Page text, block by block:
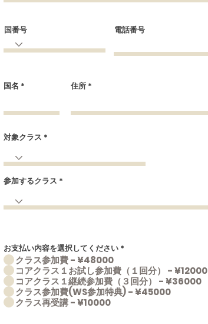
国番号 電話番号
国名 住所
対象クラス
参加するクラス
お支払い内容を選択してください *
クラス参加費 - ¥48000
コアクラス１お試し参加費（１回分） - ¥12000
コアクラス１継続参加費（３回分） - ¥36000
クラス参加費(WS参加特典) - ¥45000
クラス再受講 - ¥10000